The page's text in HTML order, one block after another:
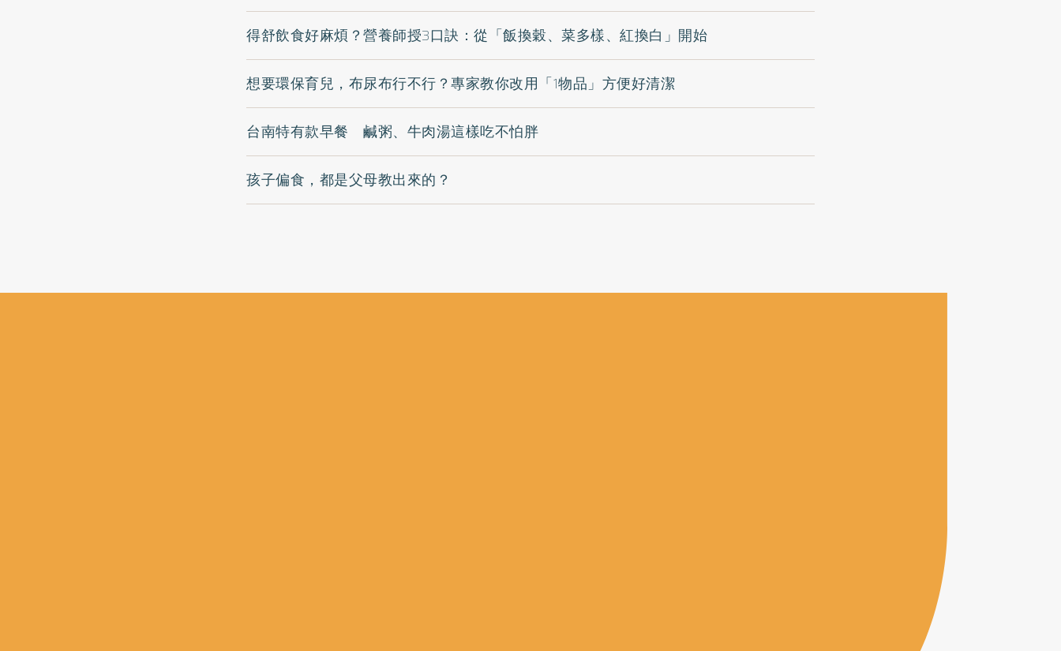
得舒飲食好麻煩？營養師授3口訣：從「飯換穀、菜多樣、紅換白」開始
想要環保育兒，布尿布行不行？專家教你改用「1物品」方便好清潔
台南特有款早餐 鹹粥、牛肉湯這樣吃不怕胖
孩子偏食，都是父母教出來的？